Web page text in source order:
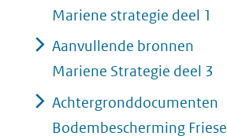
Mariene strategie deel 1
Aanvullende bronnen
Mariene Strategie deel 3
Achtergronddocumenten
Bodembescherming Friese